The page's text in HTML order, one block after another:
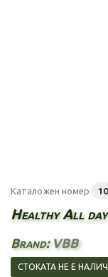
Каталожен номер
Healthy All
Brand: VBB
СТОКАТА НЕ Е